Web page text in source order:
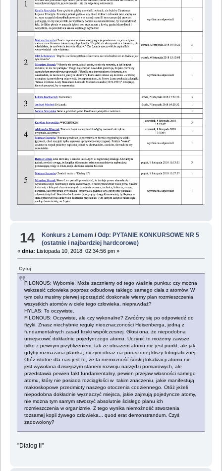
14 Konkurs z Lemem /Odp: PYTANIE KONKURSOWE NR 5
(ostatnie i najbardziej hardcorowe)
« dnia: Listopada 10, 2018, 02:34:56 pm »
Cytuj
FILONOUS: Wybornie. Może zaczniemy od tego właśnie punktu: czy można
wskrzesić człowieka poprzez odbudowę takiego samego ciała z atomów. W
tym celu musimy pierwej sporządzić doskonale wierny plan rozmieszczenia
wszystkich atomów w ciele tego człowieka, nieprawdaż?
HYLAS: To oczywiste.
FILONOUS: Oczywiste, ale czy wykonalne? Zwróćmy się po odpowiedź do
fizyki. Znasz niechybnie regułę nieoznaczoności Heisenberga, jedną z
fundamentalnych zasad fizyki współczesnej. Głosi ona, że niepodobna
umiejscowić dokładnie pojedynczego atomu. Uczynić to możemy zawsze
tylko z pewnym przybliżeniem, tak że obrazem atomu nie jest punkt, ale jak
gdyby rozmazana plamka, niczym obraz na poruszonej kliszy fotograficznej.
Otóż istotne dla nas jest to, że ta niemożność ścisłej lokalizacji atomu nie
jest wywołana dzisiejszym stanem rozwoju narzędzi pomiarowych, ale
przedstawia pewien fakt fundamentalny, pewien przejaw własności samego
atomu, który nie posiada rozciągłości w takim znaczeniu, jakie manifestują
makroskopowe przedmioty naszego otoczenia codziennego. Otóż jeżeli
niepodobna dokładnie wyznaczyć miejsca, jakie zajmują pojedyncze atomy,
nie można tym samym stworzyć absolutnie ścisłego planu ich
rozmieszczenia w organizmie. Z tego wynika niemożność stworzenia
tożsamej kopii żywego człowieka... quod erat demonstrandum. Czyś
zadowolony?
"Dialog II"